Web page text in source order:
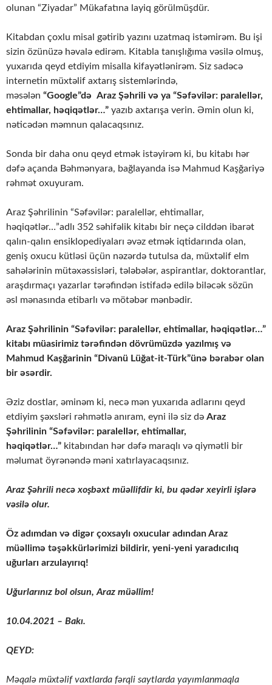
olunan “Ziyadar” Mükafatına layiq görülmüşdür.
Kitabdan çoxlu misal gətirib yazını uzatmaq istəmirəm. Bu işi
sizin özünüzə həvalə edirəm. Kitabla tanışlığıma vəsilə olmuş,
yuxarıda qeyd etdiyim misalla kifayətlənirəm. Siz sadəcə
internetin müxtəlif axtarış sistemlərində,
məsələn “Google”də Araz Şəhrili və ya “Səfəvilər: paralellər,
ehtimallar, həqiqətlər…” yazıb axtarışa verin. Əmin olun ki,
nəticədən məmnun qalacaqsınız.
Sonda bir daha onu qeyd etmək istəyirəm ki, bu kitabı hər
dəfə açanda Bəhmənyara, bağlayanda isə Mahmud Kaşğariyə
rəhmət oxuyuram.
Araz Şəhrilinin “Səfəvilər: paralellər, ehtimallar,
həqiqətlər…”adlı 352 səhifəlik kitabı bir neçə cilddən ibarət
qalın-qalın ensiklopediyaları əvəz etmək iqtidarında olan,
geniş oxucu kütləsi üçün nəzərdə tutulsa da, müxtəlif elm
sahələrinin mütəxəssisləri, tələbələr, aspirantlar, doktorantlar,
araşdırmaçı yazarlar tərəfindən istifadə edilə biləcək sözün
əsl mənasında etibarlı və mötəbər mənbədir.
Araz Şəhrilinin “Səfəvilər: paralellər, ehtimallar, həqiqətlər…”
kitabı müasirimiz tərəfindən dövrümüzdə yazılmış və
Mahmud Kaşğarinin “Divanü Lüğat-it-Türk”ünə bərabər olan
bir əsərdir.
Əziz dostlar, əminəm ki, necə mən yuxarıda adlarını qeyd
etdiyim şəxsləri rəhmətlə anıram, eyni ilə siz də Araz
Şəhrilinin “Səfəvilər: paralellər, ehtimallar,
həqiqətlər…” kitabından hər dəfə maraqlı və qiymətli bir
məlumat öyrənəndə məni xatırlayacaqsınız.
Araz Şəhrili necə xoşbəxt müəllifdir ki, bu qədər xeyirli işlərə
vəsilə olur.
Öz adımdan və digər çoxsaylı oxucular adından Araz
müəllimə təşəkkürlərimizi bildirir, yeni-yeni yaradıcılıq
uğurları arzulayırıq!
Uğurlarınız bol olsun, Araz müəllim!
10.04.2021 – Bakı.
QEYD:
Məqalə müxtəlif vaxtlarda fərqli saytlarda yayımlanmaqla